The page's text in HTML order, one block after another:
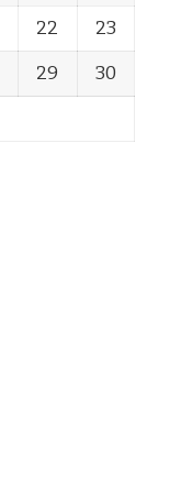
22
23
29
30